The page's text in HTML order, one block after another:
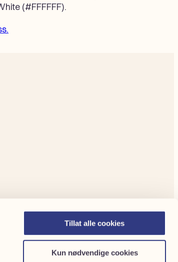
Tillat alle cookies
Kun nødvendige cookies
(#FFFFFF).